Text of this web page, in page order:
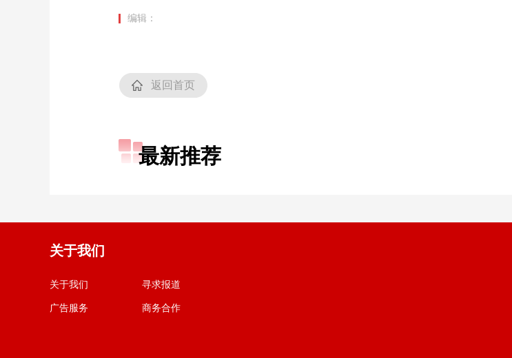
编辑：
返回首页
最新推荐
关于我们
关于我们 寻求报道
广告服务 商务合作